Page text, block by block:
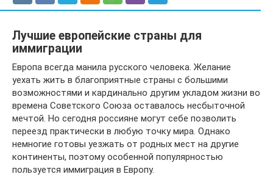
Лучшие европейские страны для
иммиграции
Европа всегда манила русского человека. Желание
уехать жить в благоприятные страны с большими
возможностями и кардинально другим укладом жизни во
времена Советского Союза оставалось несбыточной
мечтой. Но сегодня россияне могут себе позволить
переезд практически в любую точку мира. Однако
немногие готовы уезжать от родных мест на другие
континенты, поэтому особенной популярностью
пользуется иммиграция в Европу.